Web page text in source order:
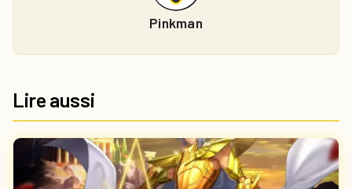
Pinkman
Lire aussi